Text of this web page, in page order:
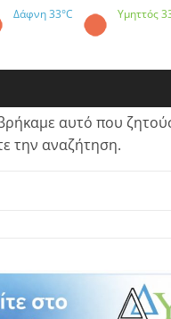
Δάφνη33°C Υμηττός
αυτό που
την αναζήτηση.